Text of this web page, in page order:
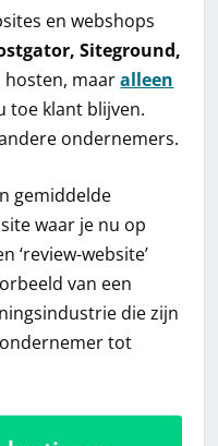
en webshops
Siteground,
hosten, maaralleen
toe klant blijven.
ondernemers.
gemiddelde
waar je nu op
‘review-website’
van een
die zijn
tot